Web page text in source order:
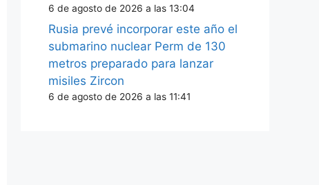
6 de agosto de 2026 a las 13:04
Rusia prevé incorporar este año el
submarino nuclear Perm de 130
metros preparado para lanzar
misiles Zircon
6 de agosto de 2026 a las 11:41